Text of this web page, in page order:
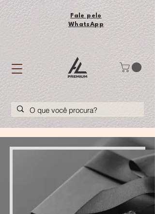
Fale pelo
WhatsApp